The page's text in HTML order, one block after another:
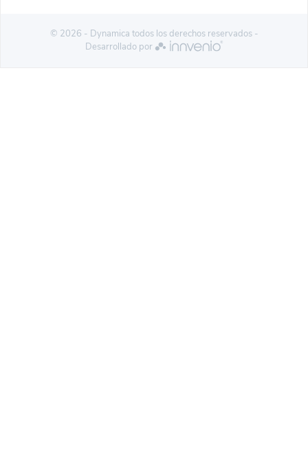
© 2026 - Dynamica todos los derechos reservados -
Desarrollado por